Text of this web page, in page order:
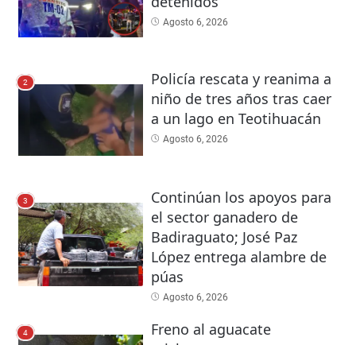
Agosto 6, 2026
2
Policía rescata y reanima a
niño de tres años tras caer
a un lago en Teotihuacán
Agosto 6, 2026
3
Continúan los apoyos para
el sector ganadero de
Badiraguato; José Paz
López entrega alambre de
púas
Agosto 6, 2026
4
Freno al aguacate